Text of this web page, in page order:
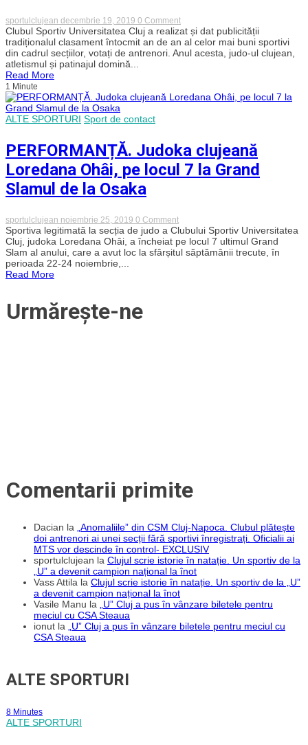
sportulclujean decembrie 19, 2019 0 Commenton
Top
10.
Cine
sunt
sportivi
în
2019?
Clubul Sportiv Universitatea Cluj a realizat și dat publicității
tradiționalul clasament întocmit an de an al celor mai buni sportivi
din cadrul secțiilor, votați de antrenori. Anul acesta, judo-ul clujean,
atletismul și patinajul domină...
Read More
1 Minute
ALTE SPORTURI Sport de contact
PERFORMANȚĂ. Judoka clujeană
Loredana Ohâi, pe locul 7 la Grand
Slamul de la Osaka
sportulclujean noiembrie 25, 2019 0 Commenton
PERFORMANȚĂ.
Judoka
clujeană
Loredana
Sportiva legitimată la secția de judo a Clubului Sportiv Universitatea
Cluj, judoka Loredana Ohâi, a încheiat pe locul 7 ultimul Grand
Slam al anului, care a avut loc la sfârșitul săptămânii trecute, în
perioada 22-24 noiembrie,...
Read More
Urmărește-ne
Comentarii primite
Dacian la
„Anomaliile” din CSM Cluj-Napoca. Clubul plătește
doi antrenori ai unei secții fără sportivi înregistrați. Oficialii ai
MTS vor descinde în control- EXCLUSIV
sportulclujean la Clujul scrie istorie în natație. Un sportiv de la
„U” a devenit campion național la înot
Vass Attila la Clujul scrie istorie în natație. Un sportiv de la „U”
a devenit campion național la înot
Vasile Manu la
„U” Cluj a pus în vânzare biletele pentru
meciul cu CSA Steaua
ionut la
„U” Cluj a pus în vânzare biletele pentru meciul cu
CSA Steaua
ALTE SPORTURI
8 Minutes
ALTE SPORTURI